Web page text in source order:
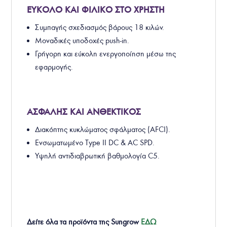
ΕΥΚΟΛΟ ΚΑΙ ΦΙΛΙΚΟ ΣΤΟ ΧΡΗΣΤΗ
Συμπαγής σχεδιασμός βάρους 18 κιλών.
Μοναδικές υποδοχές push-in.
Γρήγορη και εύκολη ενεργοποίηση μέσω της
εφαρμογής.
ΑΣΦΑΛΗΣ ΚΑΙ ΑΝΘΕΚΤΙΚΟΣ
Διακόπτης κυκλώματος σφάλματος (AFCI).
Ενσωματωμένο Type II DC & AC SPD.
Υψηλή αντιδιαβρωτική βαθμολογία C5.
Δείτε όλα τα προϊόντα τηςSungrow ΕΔΩ